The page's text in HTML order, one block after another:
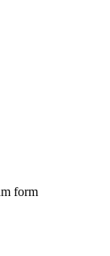
form